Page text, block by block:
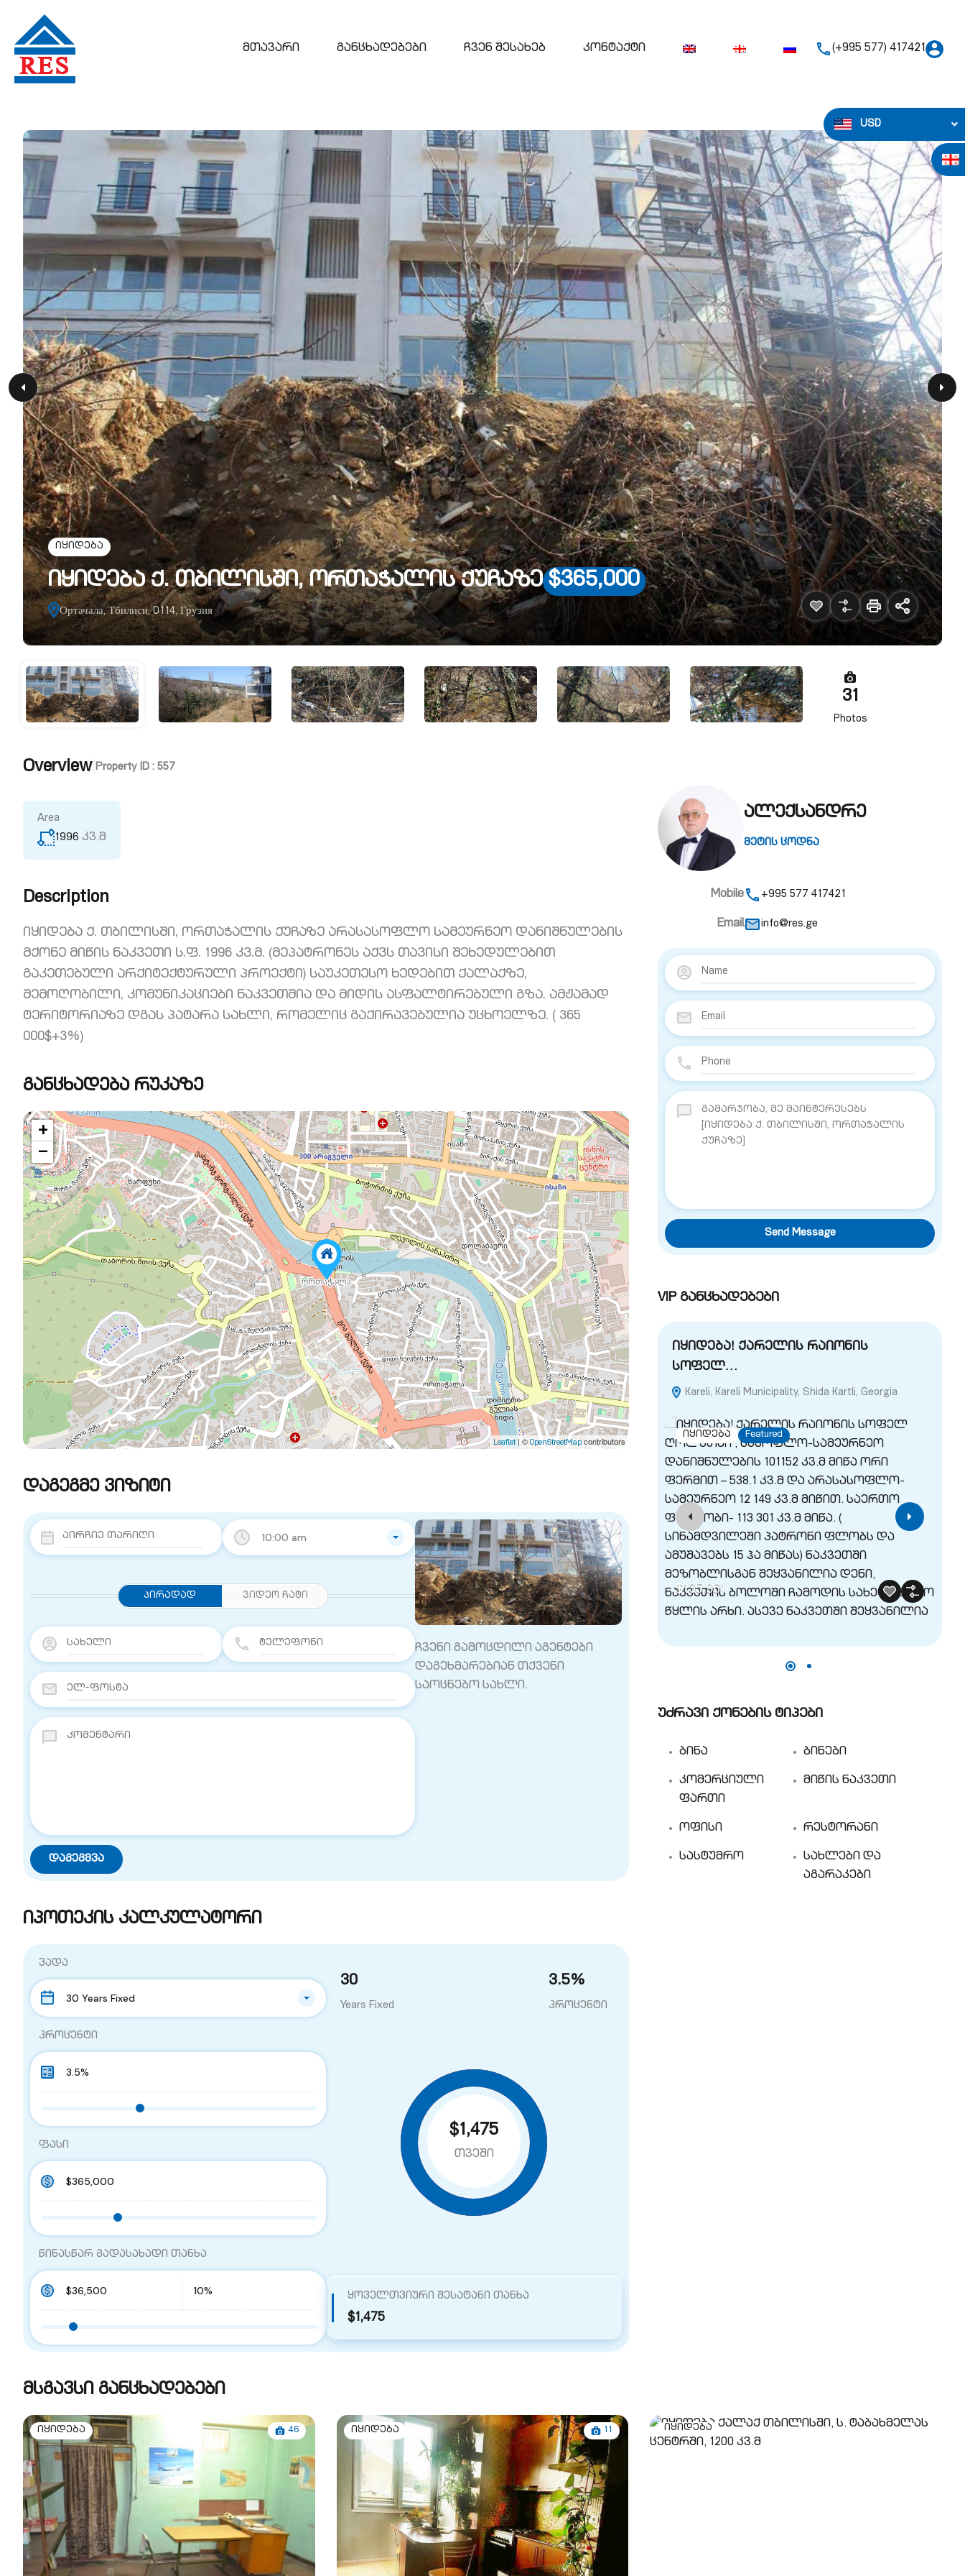
მთავარი განცხადებები ჩვენ შესახებ კონტაქტი (+995 577) 417421
იყიდება
იყიდება ქ. თბილისში, ორთაჭალის ქუჩაზე $365,000
Ортачала, Тбилиси, 0114, Грузия
31
Photos
Overview| Property ID : 557
Area
1996 კვ.მ
Description
იყიდება ქ. თბილისში, ორთაჭალის ქუჩაზე არასასოფლო სამეურნეო დანიშნულების
მქონე მიწის ნაკვეთი ს.ფ. 1996 კვ.მ. (მეპატრონეს აქვს თავისი შეხედულებით
გაკეთებული არქიტექტურული პროექტი) საუკეთესო ხედებით ქალაქზე,
შემოღობილი, კომუნიკაციები ნაკვეთშია და მიდის ასფალტირებული გზა. ამჟამად
ტერიტორიაზე დგას პატარა სახლი, რომელიც გაქირავებულია უცხოელზე. ( 365
000$+3%)
განცხადება რუკაზე
+
−
Leaflet| ©OpenStreetMapcontributors
დაგეგმე ვიზიტი
10:00 am
Პირადად ვიდეო ჩატი
ჩვენი გამოცდილი აგენტები
დაგეხმარებიან თქვენი
საოცნებო სახლი.
იპოთეკის კალკულატორი
ვადა
30 Years Fixed
პროცენტი
ფასი
წინასწარ გადასახადი თანხა
30
Years Fixed
3.5%
პროცენტი
$1,475
თვეში
ყოველთვიური შესატანი თანხა
$1,475
ალექსანდრე
მეტის ცოდნა
Mobile +995 577 417421
Email info@res.ge
Send Message
VIP განცხადებები
იყიდება! ქარელის რაიონის
სოფელ…
Kareli, Kareli Municipality, Shida Kartli, Georgia
იყიდება Featured
$135,961
უძრავი ქონების ტიპები
ბინა ბინები
კომერციული
ფართი
მიწის ნაკვეთი
ოფისი რესტორანი
სასტუმრო
სახლები და
აგარაკები
მსგავსი განცხადებები
იყიდება 46 იყიდება 11 იყიდება
USD